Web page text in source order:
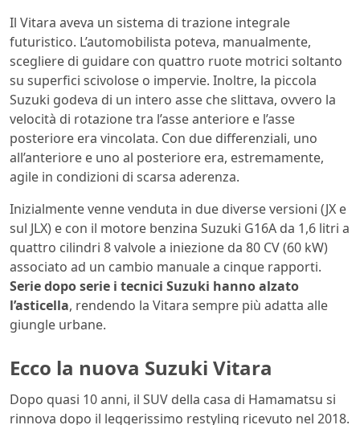
Il Vitara aveva un sistema di trazione integrale
futuristico. L’automobilista poteva, manualmente,
scegliere di guidare con quattro ruote motrici soltanto
su superfici scivolose o impervie. Inoltre, la piccola
Suzuki godeva di un intero asse che slittava, ovvero la
velocità di rotazione tra l’asse anteriore e l’asse
posteriore era vincolata. Con due differenziali, uno
all’anteriore e uno al posteriore era, estremamente,
agile in condizioni di scarsa aderenza.
Inizialmente venne venduta in due diverse versioni (JX e
sul JLX) e con il motore benzina Suzuki G16A da 1,6 litri a
quattro cilindri 8 valvole a iniezione da 80 CV (60 kW)
associato ad un cambio manuale a cinque rapporti.
Serie dopo serie i tecnici Suzuki hanno alzato
l’asticella, rendendo la Vitara sempre più adatta alle
giungle urbane.
Ecco la nuova Suzuki Vitara
Dopo quasi 10 anni, il SUV della casa di Hamamatsu si
rinnova dopo il leggerissimo restyling ricevuto nel 2018.